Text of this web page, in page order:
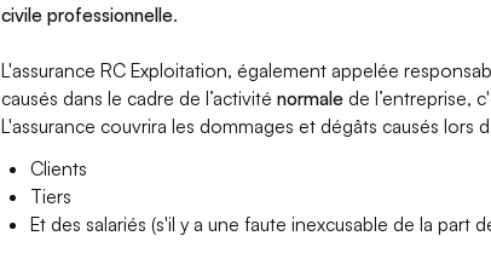
civile professionnelle.
L'assurance RC Exploitation, également appelée
causés dans le cadre de l’activiténormale de l’entreprise,
L'assurance couvrira les dommages et dégâts causés lors
Clients
Tiers
Et des salariés (s'il y a une faute inexcusable de la part